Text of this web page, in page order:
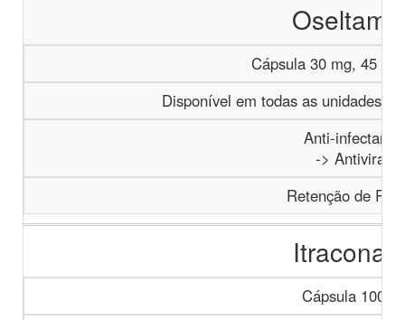
Cápsula 30 mg, 45
Disponível em todas as unidades
Anti-
-> Antivirais
Retenção de
Cápsula 100